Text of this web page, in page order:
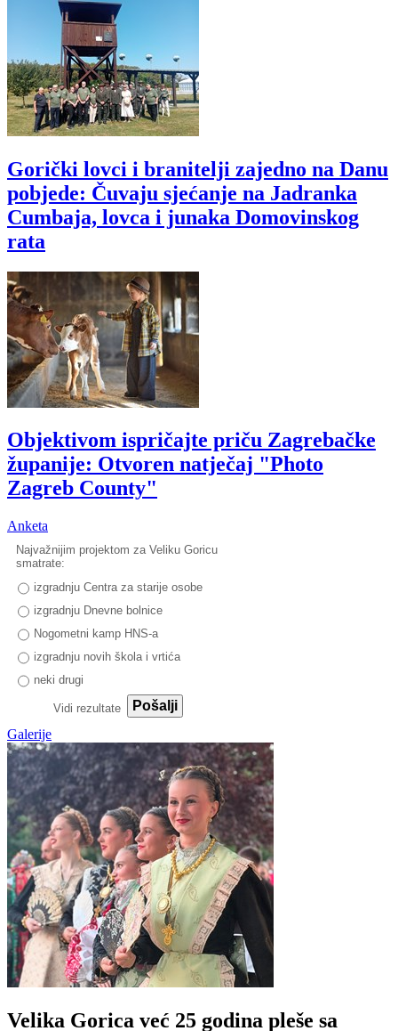
Gorički lovci i branitelji zajedno na Danu
pobjede: Čuvaju sjećanje na Jadranka
Cumbaja, lovca i junaka Domovinskog
rata
Objektivom ispričajte priču Zagrebačke
županije: Otvoren natječaj "Photo
Zagreb County"
Anketa
Najvažnijim projektom za Veliku Goricu
smatrate:
izgradnju Centra za starije osobe
izgradnju Dnevne bolnice
Nogometni kamp HNS-a
izgradnju novih škola i vrtića
neki drugi
Vidi rezultate
Pošalji
Galerije
Velika Gorica već 25 godina pleše sa